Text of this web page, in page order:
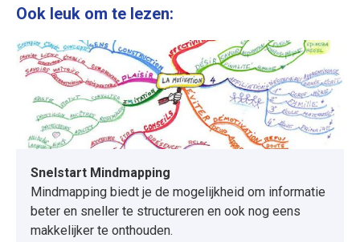
Ook leuk om te lezen:
Snelstart Mindmapping
Mindmapping biedt je de mogelijkheid om informatie
beter en sneller te structureren en ook nog eens
makkelijker te onthouden.